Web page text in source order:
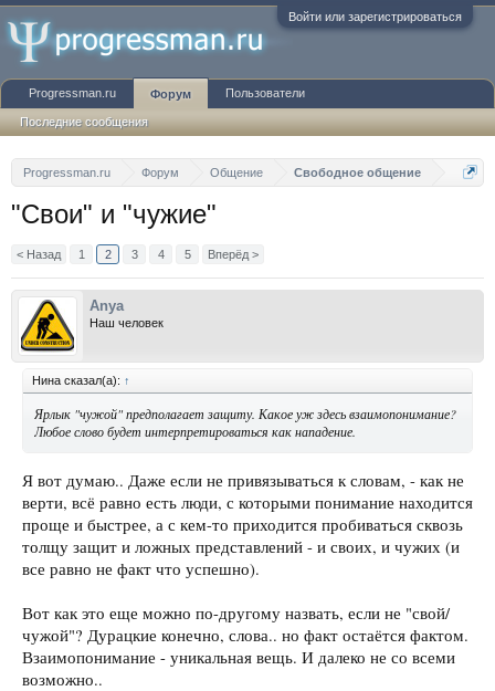
Войти или зарегистрироваться
Progressman.ru Форум Общение Свободное общение
"Свои" и "чужие"
< Назад 1 2 3 4 5 Вперёд >
Anya
Наш человек
Нина сказал(а): ↑
Ярлык "чужой" предполагает защиту. Какое уж здесь взаимопонимание?
Любое слово будет интерпретироваться как нападение.
Я вот думаю.. Даже если не привязываться к словам, - как не
верти, всё равно есть люди, с которыми понимание находится
проще и быстрее, а с кем-то приходится пробиваться сквозь
толщу защит и ложных представлений - и своих, и чужих (и
все равно не факт что успешно).
Вот как это еще можно по-другому назвать, если не "свой/
чужой"? Дурацкие конечно, слова.. но факт остаётся фактом.
Взаимопонимание - уникальная вещь. И далеко не со всеми
возможно..
Progressman.ru Форум
Последние сообщения
Пользователи